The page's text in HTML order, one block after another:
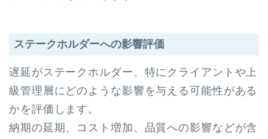
ステークホルダーへの影響評価
遅延がステークホルダー、特にクライアントや上
級管理層にどのような影響を与える可能性がある
かを評価します。
納期の延期、コスト増加、品質への影響などが含